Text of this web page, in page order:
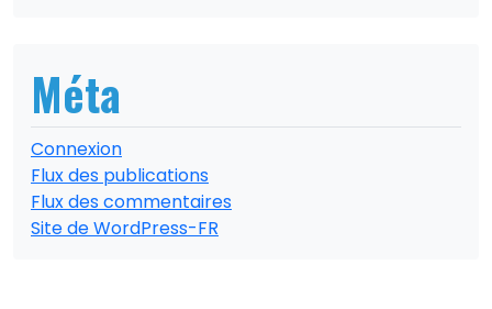
Méta
Connexion
Flux des publications
Flux des commentaires
Site de WordPress-FR